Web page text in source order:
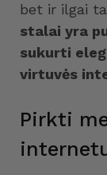
bet ir ilgai
stalai yra
sukurti
virtuvės
Pirkti